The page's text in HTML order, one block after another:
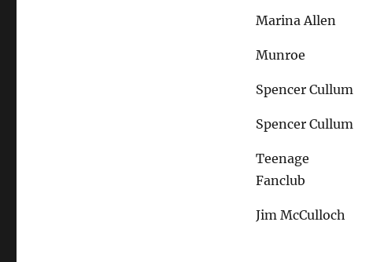
Marina Allen
Munroe
Spencer Cullum
Spencer Cullum
Teenage
Fanclub
Jim McCulloch